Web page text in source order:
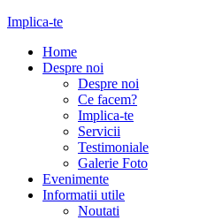
Implica-te
Home
Despre noi
Despre noi
Ce facem?
Implica-te
Servicii
Testimoniale
Galerie Foto
Evenimente
Informatii utile
Noutati